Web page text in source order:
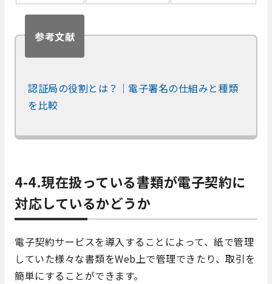
参考文献
認証局の役割とは？｜電子署名の仕組みと種類
を比較
4-4.現在扱っている書類が電子契約に
対応しているかどうか
電子契約サービスを導入することによって、紙で管理
していた様々な書類をWeb上で管理できたり、取引を
簡単にすることができます。